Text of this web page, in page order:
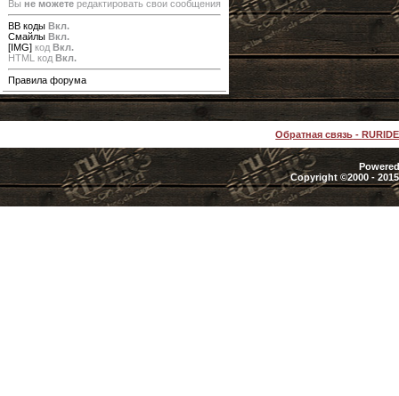
Вы не можете редактировать свои сообщения
BB коды Вкл.
Смайлы Вкл.
[IMG] код Вкл.
HTML код Вкл.
Правила форума
Обратная связь -
Copyright ©2000 -